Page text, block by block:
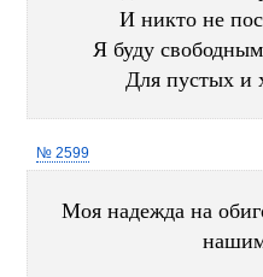
И никто не
Я буду
Для пустых и
№ 2599
Моя надежда на